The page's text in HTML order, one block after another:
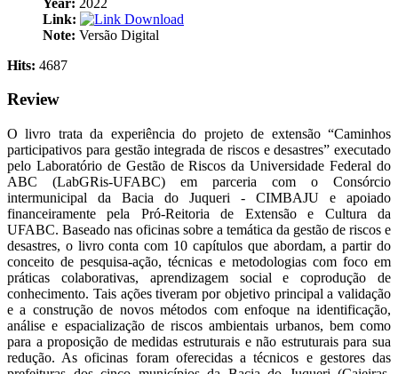
Link:
Download
Note: Versão Digital
Hits: 4687
Review
O livro trata da experiência do projeto de extensão “Caminhos
participativos para gestão integrada de riscos e desastres” executado
pelo Laboratório de Gestão de Riscos da Universidade Federal do
ABC (LabGRis-UFABC) em parceria com o Consórcio
intermunicipal da Bacia do Juqueri - CIMBAJU e apoiado
financeiramente pela Pró-Reitoria de Extensão e Cultura da
UFABC. Baseado nas oficinas sobre a temática da gestão de riscos e
desastres, o livro conta com 10 capítulos que abordam, a partir do
conceito de pesquisa-ação, técnicas e metodologias com foco em
práticas colaborativas, aprendizagem social e coprodução de
conhecimento. Tais ações tiveram por objetivo principal a validação
e a construção de novos métodos com enfoque na identificação,
análise e espacialização de riscos ambientais urbanos, bem como
para a proposição de medidas estruturais e não estruturais para sua
redução. As oficinas foram oferecidas a técnicos e gestores das